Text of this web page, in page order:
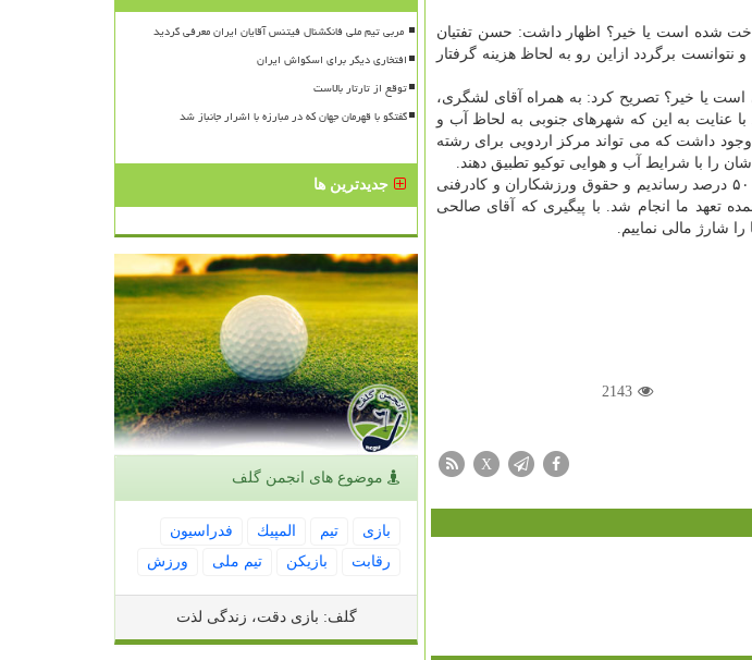
شده است یا خیر؟ اظهار داشت: حسن تفتیان
برگردد ازاین رو به لحاظ هزینه گرفتار
است یا خیر؟ تصریح کرد: به همراه آقای لشگری،
با عنایت به این که شهرهای جنوبی به لحاظ آب و
وجود داشت که می تواند مرکز اردویی برای رشته
را با شرایط آب و هوایی توکیو تطبیق دهند.
وی در مورد پرداخت بودجه فدراسیون ها هم اظهار داشت: تعهدات خود به فدراسیون ها را به ۵۰ درصد رساندیم و حقوق ورزشکاران و کادرفنی
تعهد ما انجام شد. با پیگیری که آقای صالحی
شارژ مالی نماییم.
2143
X
افتخاری دیگر برای اسکواش ایران
توقع از تارتار بالاست
گفتگو با قهرمان جهان که در مبارزه با اشرار جانباز شد
جدیدترین ها
موضوع های انجمن گلف
بازی تیم المپیك
فدراسیون
رقابت
بازیكن تیم ملی ورزش
گلف: بازی دقت، زندگی لذت